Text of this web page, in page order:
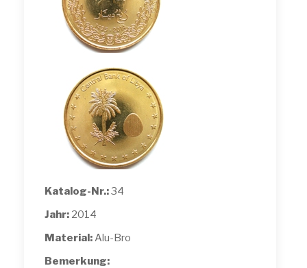
Katalog-Nr.:34
Jahr: 2014
Material:Alu-Bro
Bemerkung: